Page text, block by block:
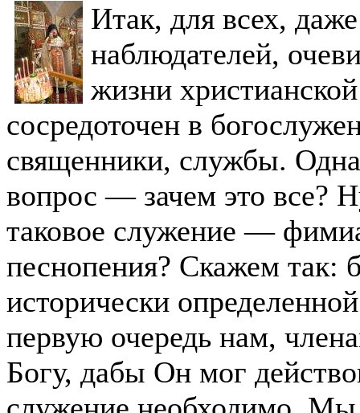
Итак, для всех,
наблюдателей,
жизни
сосредоточен в
священники, службы.
вопрос — зачем это все?
таковое служение —
песнопения? Скажем так:
исторически
первую очередь нам,
Богу, дабы Он мог